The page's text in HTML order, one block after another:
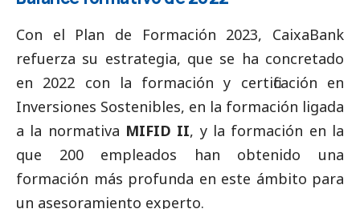
Con el Plan de Formación 2023, CaixaBank
refuerza su estrategia, que se ha concretado
en 2022 con la formación y certificación en
Inversiones Sostenibles, en la formación ligada
a la normativa MIFID II, y la formación en la
que 200 empleados han obtenido una
formación más profunda en este ámbito para
un asesoramiento experto.